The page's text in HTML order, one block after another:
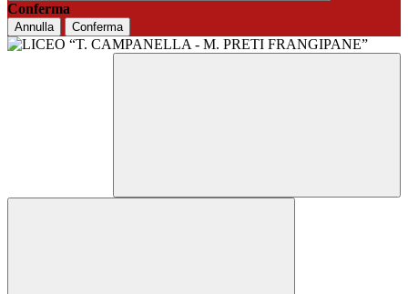
Conferma
Annulla Conferma